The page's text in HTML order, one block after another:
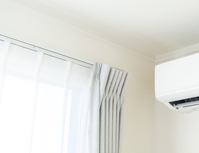
風量「強」は起動直後や帰宅直後に使う
風量「弱・微風」は静かだが節電向き
しずかモードは運転音を抑えたいとき
送風は電気代が安いが冷暖房の代わり
風量「自動」が電気代を抑えやすい理由